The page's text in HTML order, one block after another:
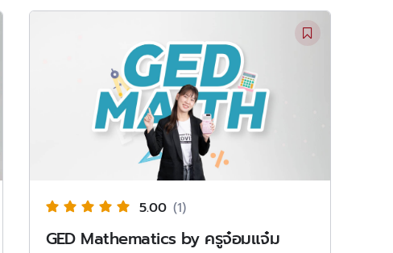
5.00 (1)
GED Mathematics by ครูจ๋อมแจ๋ม